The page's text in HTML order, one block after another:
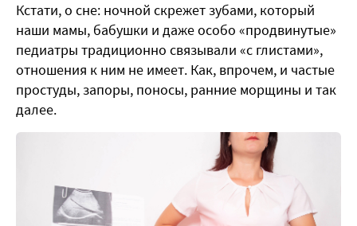
Кстати, о сне: ночной скрежет зубами, который
наши мамы, бабушки и даже особо «продвинутые»
педиатры традиционно связывали «с глистами»,
отношения к ним не имеет. Как, впрочем, и частые
простуды, запоры, поносы, ранние морщины и так
далее.